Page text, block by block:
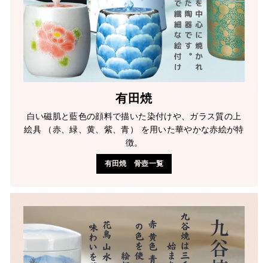
有田焼
白い磁肌と藍色の顔料で描いた染付けや、ガラス質の上
絵具 （赤、緑、黄、紫、青） を用いた華やかな赤絵が特
徴。
有田焼 骨壺一覧